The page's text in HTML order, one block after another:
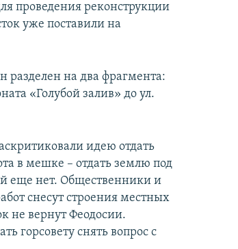
проведения реконструкции
уже поставили на
разделен на два фрагмента:
«Голубой залив» до ул.
идею отдать
в мешке – отдать землю под
еще нет. Общественники и
снесут строения местных
не вернут Феодосии.
горсовету снять вопрос с